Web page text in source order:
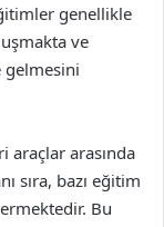
genellikle
ve
gelmesini
araçlar arasında
sıra, bazı eğitim
Bu